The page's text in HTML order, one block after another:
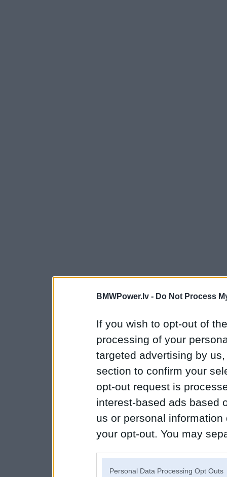
BMWPower.lv - Do Not Process
If you wish to opt-out of
processing of your
targeted advertising by
section to confirm your
opt-out request is
interest-based ads based
us or personal
your opt-out. You may
Personal Data Processing Opt Outs